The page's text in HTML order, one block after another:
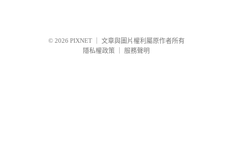
© 2026 PIXNET
文章與圖片權利屬原作者所有
隱私權政策
服務聲明